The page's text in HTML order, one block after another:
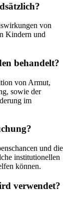
von
Kindern und
behandelt?
von Armut,
sowie der
im
und die
institutionellen
können.
verwendet?